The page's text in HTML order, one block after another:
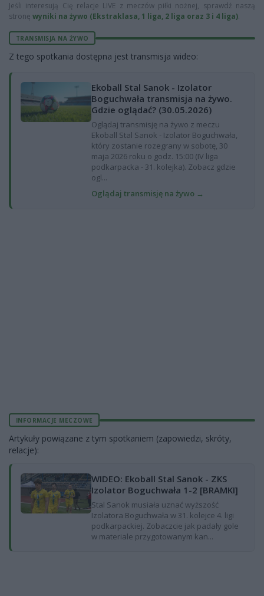
Jeśli interesują Cię relacje LIVE z meczów piłki nożnej, sprawdź naszą
stronę wyniki na żywo (Ekstraklasa, 1 liga, 2 liga oraz 3 i 4 liga).
TRANSMISJA NA ŻYWO
Z tego spotkania dostępna jest transmisja wideo:
Ekoball Stal Sanok - Izolator
Boguchwała transmisja na żywo.
Gdzie oglądać? (30.05.2026)
Oglądaj transmisję na żywo z meczu
Ekoball Stal Sanok - Izolator Boguchwała,
który zostanie rozegrany w sobotę, 30
maja 2026 roku o godz. 15:00 (IV liga
podkarpacka - 31. kolejka). Zobacz gdzie
ogl...
Oglądaj transmisję na żywo →
INFORMACJE MECZOWE
Artykuły powiązane z tym spotkaniem (zapowiedzi, skróty,
relacje):
WIDEO: Ekoball Stal Sanok - ZKS
Izolator Boguchwała 1-2 [BRAMKI]
Stal Sanok musiała uznać wyższość
Izolatora Boguchwała w 31. kolejce 4. ligi
podkarpackiej. Zobaczcie jak padały gole
w materiale przygotowanym kan...